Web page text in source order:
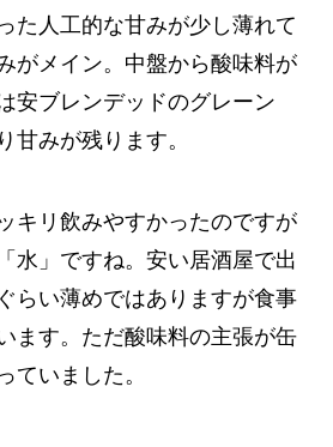
た人工的な甘みが少し薄れて
がメイン。中盤から酸味料が
安ブレンデッドのグレーン
甘みが残ります。
キリ飲みやすかったのですが
水」ですね。安い居酒屋で出
らい薄めではありますが食事
ます。ただ酸味料の主張が缶
ていました。